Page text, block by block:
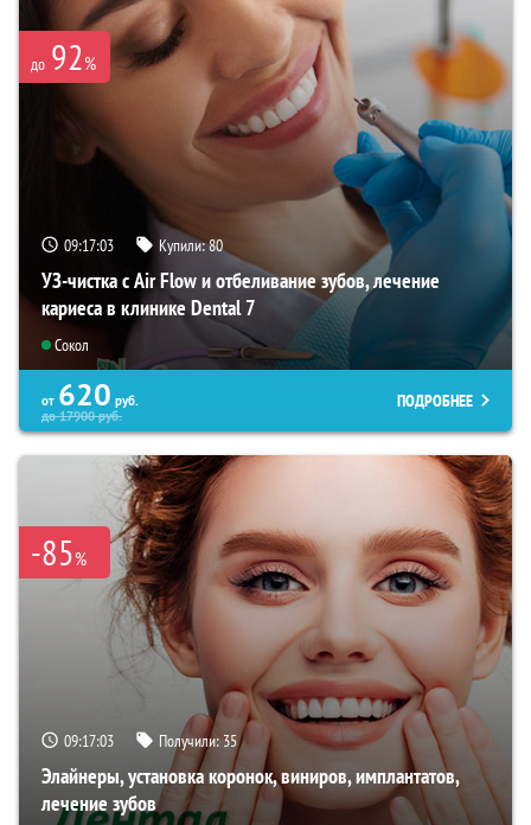
до 92%
09:17:02 Купили:80
УЗ-чистка с Air Flow и отбеливание зубов, лечение
кариеса в клинике Dental 7
Сокол
от 620 руб.
до17900руб.
ПОДРОБНЕЕ
-85%
09:17:02 Получили:35
Элайнеры, установка коронок, виниров, имплантатов,
лечение зубов